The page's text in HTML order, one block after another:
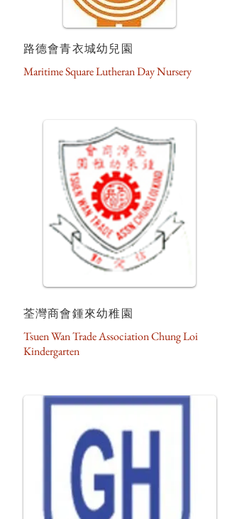
路德會青衣城幼兒園
Maritime Square Lutheran Day Nursery
荃灣商會鍾來幼稚園
Tsuen Wan Trade Association Chung Loi
Kindergarten